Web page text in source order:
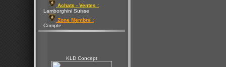
Achats - Ventes :
Lamborghini Suisse
Zone Membre :
Compte
KLD Concept